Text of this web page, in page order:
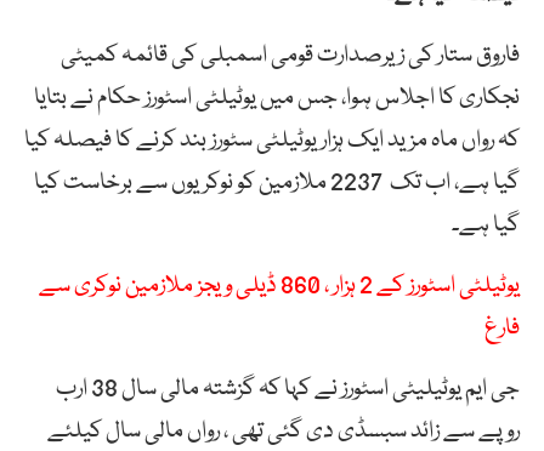
فاروق ستار کی زیرصدارت قومی اسمبلی کی قائمہ کمیٹی
نجکاری کا اجلاس ہوا، جس میں یوٹیلٹی اسٹورز حکام نے بتایا
کہ رواں ماہ مزید ایک ہزار یوٹیلٹی سٹورز بند کرنے کا فیصلہ کیا
گیا ہے، اب تک 2237 ملازمین کو نوکریوں سے برخاست کیا
گیا ہے۔
یوٹیلٹی اسٹورز کے 2 ہزار ، 860 ڈیلی ویجز ملازمین نوکری سے
فارغ
جی ایم یوٹیلیٹی اسٹورز نے کہا کہ گزشتہ مالی سال 38 ارب
روپے سے زائد سبسڈی دی گئی تھی ، رواں مالی سال کیلئے